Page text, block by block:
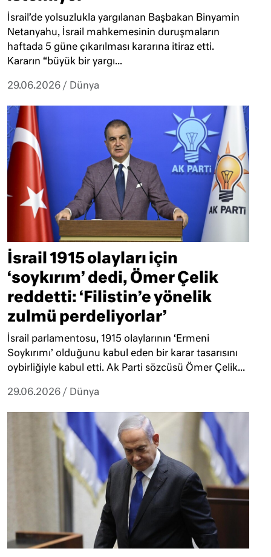
İsrail’de yolsuzlukla yargılanan Başbakan Binyamin
Netanyahu, İsrail mahkemesinin duruşmaların
haftada 5 güne çıkarılması kararına itiraz etti.
Kararın “büyük bir yargı...
29.06.2026 / Dünya
İsrail 1915 olayları için
‘soykırım’ dedi, Ömer Çelik
reddetti: ‘Filistin’e yönelik
zulmü perdeliyorlar’
İsrail parlamentosu, 1915 olaylarının ‘Ermeni
Soykırımı’ olduğunu kabul eden bir karar tasarısını
oybirliğiyle kabul etti. Ak Parti sözcüsü Ömer Çelik...
29.06.2026 / Dünya